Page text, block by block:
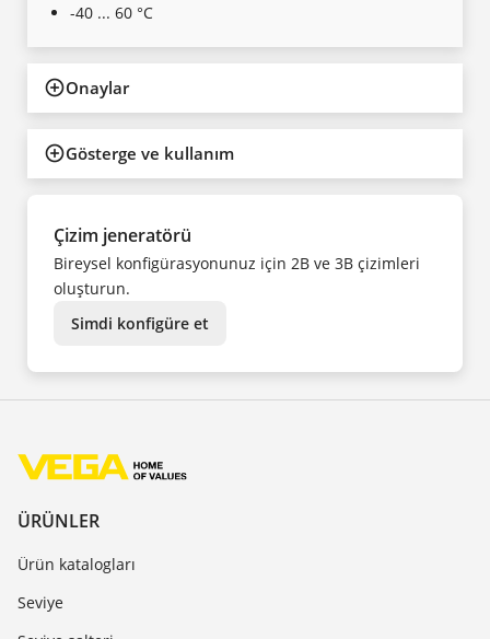
-40 ... 60 °C
Onaylar
Gösterge ve kullanım
Çizim jeneratörü
Bireysel konfigürasyonunuz için 2B ve 3B çizimleri
oluşturun.
Simdi konfigüre et
ÜRÜNLER
Ürün katalogları
Seviye